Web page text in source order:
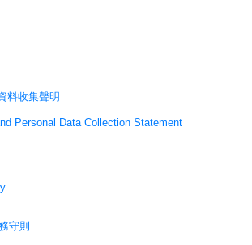
料收集聲明
Personal Data Collection Statement
守則